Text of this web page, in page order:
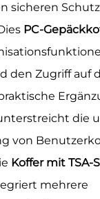
sicheren
PC-
den Zugriff auf
die
von
Koffer mit TSA-
mehrere